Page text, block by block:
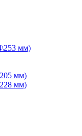
мм)
мм)
мм)